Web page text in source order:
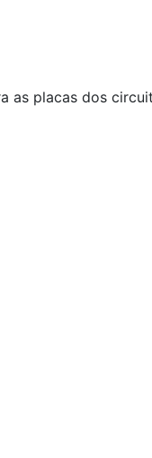
placas dos